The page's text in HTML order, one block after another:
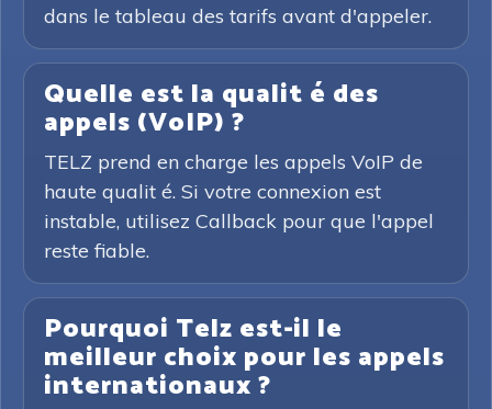
dans le tableau des tarifs avant d'appeler.
Quelle est la qualit é des
appels (VoIP) ?
TELZ prend en charge les appels VoIP de
haute qualit é. Si votre connexion est
instable, utilisez Callback pour que l'appel
reste fiable.
Pourquoi Telz est-il le
meilleur choix pour les appels
internationaux ?